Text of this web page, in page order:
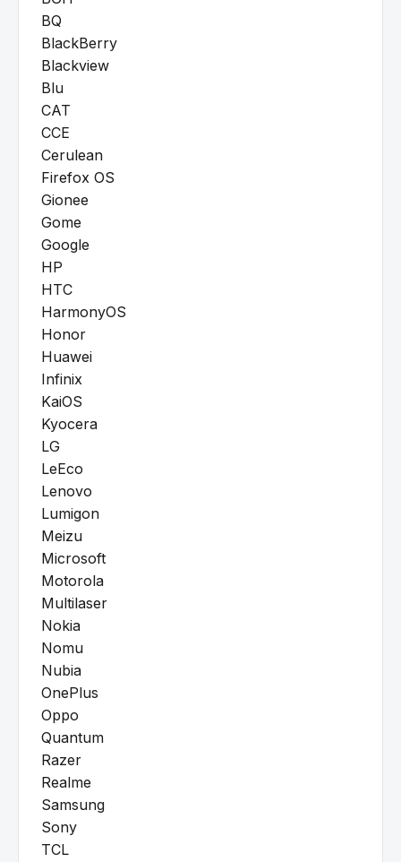
BQ
BlackBerry
Blackview
Blu
CAT
CCE
Cerulean
Firefox OS
Gionee
Gome
Google
HP
HTC
HarmonyOS
Honor
Huawei
Infinix
KaiOS
Kyocera
LG
LeEco
Lenovo
Lumigon
Meizu
Microsoft
Motorola
Multilaser
Nokia
Nomu
Nubia
OnePlus
Oppo
Quantum
Razer
Realme
Samsung
Sony
TCL